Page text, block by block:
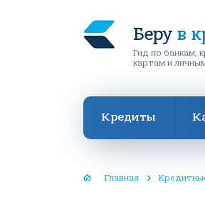
Беру в
Гид по банкам,
картам и
Кредиты
Главная